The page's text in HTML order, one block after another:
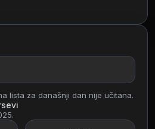
lista za današnji dan nije učitana.